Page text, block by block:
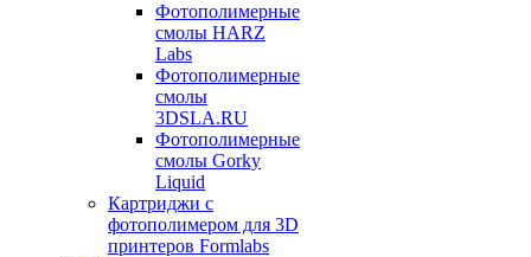
Фотополимерные
смолы HARZ
Labs
Фотополимерные
смолы
3DSLA.RU
Фотополимерные
смолы Gorky
Liquid
Картриджи с
фотополимером для 3D
принтеров Formlabs